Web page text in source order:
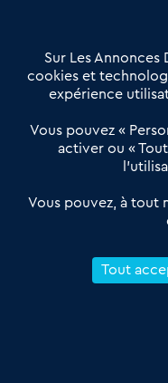
Offres Pro
Actualités
Qui sommes nous ?
Derniers articles
Réseau 3C : un
Petitscommerces : Un
proximité et des
Reprendre un Restaurant
Sur Les Annonces
cookies et
expérience
Vous pouvez «
activer ou «
Vous pouvez, à tout
Tout